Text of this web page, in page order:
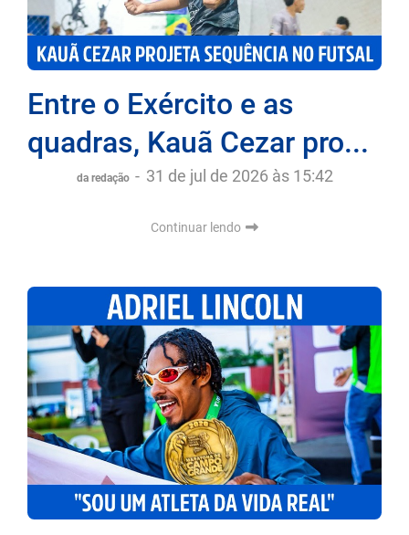
Entre o Exército e as
quadras, Kauã Cezar pro...
da redação - 31 de jul de 2026 às 15:42
Continuar lendo